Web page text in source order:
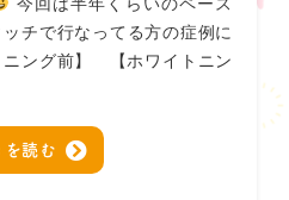
チで行なってる方の症例に
ング前】 【ホワイトニン
を読む